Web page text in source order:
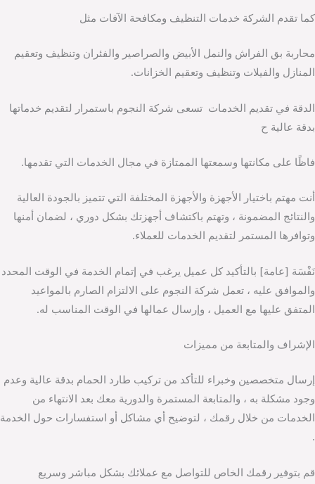
كما تقدم الشركة خدمات التنظيف ومكافحة الآفات مثل
محاربة بق الفراش والنمل الأبيض والصراصير والفئران وتنظيف وتعقيم
المنازل والفيلات وتنظيف وتعقيم الخزانات.
الدقة في تقديم الخدمات تسعى شركة النجوم باستمرار لتقديم خدماتها
بدقة عالية ح
فاظًا على مكانتها وسمعتها الممتازة في مجال الخدمات التي تقدمها.
أنت مهتم باختيار الأجهزة والأجهزة المختلفة التي تتميز بالجودة العالية
والنتائج المضمونة ، وتهتم باكتشاف أجهزتك بشكل دوري ، لضمان أمنها
وتوافرها المستمر لتقديم الخدمات للعملاء.
نَفْسَة [عامة] بالتأكيد كل عميل يرغب في إتمام الخدمة في الوقت المحدد
والموافق عليه ، تعمل شركة النجوم على الالتزام الصارم بالمواعيد
المتفق عليها مع العميل ، وإرسال عمالها في الوقت المناسب له.
الإشراف والمتابعة من مميزات
إرسال متخصصين وخبراء للتأكد من تركيب طارد الحمام بدقة عالية وعدم
وجود مشكلة به ، والمتابعة المستمرة والدورية معك بعد الانتهاء من
الخدمات من خلال رقمك ، لتوضيح أي مشاكل أو استفسارات حول الخدمة
.
قم بتوفير رقمك الخاص للتواصل مع عملائك بشكل مباشر وسريع